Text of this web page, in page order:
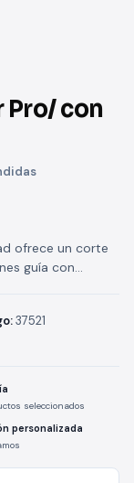
con
ofrece un corte
guía con
37521
seleccionados
personalizada